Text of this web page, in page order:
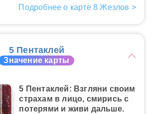
Подробнее о карте 8 Жезлов >
5 Пентаклей
Значение карты
5 Пентаклей: Взгляни своим
страхам в лицо, смирись с
потерями и живи дальше.